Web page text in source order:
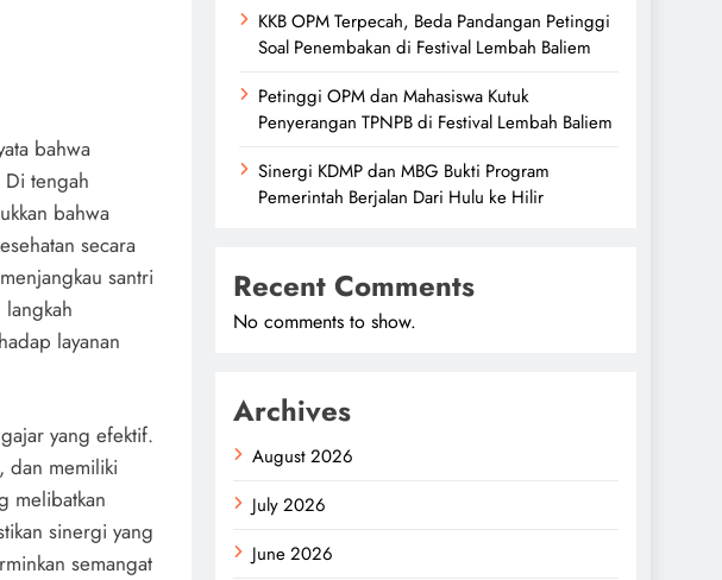
bahwa
tengah
bahwa
secara
santri
layanan
yang efektif.
dan memiliki
melibatkan
sinergi yang
semangat
KKB OPM Terpecah, Beda Pandangan Petinggi
Soal Penembakan di Festival Lembah Baliem
Petinggi OPM dan Mahasiswa Kutuk
Penyerangan TPNPB di Festival Lembah Baliem
Sinergi KDMP dan MBG Bukti Program
Pemerintah Berjalan Dari Hulu ke Hilir
Recent Comments
No comments to show.
Archives
August 2026
July 2026
June 2026